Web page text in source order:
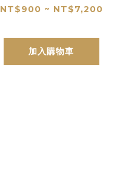
NT$900 ~ NT$7,200
加入購物車